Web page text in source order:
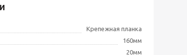
Крепежная планка
160мм
20мм